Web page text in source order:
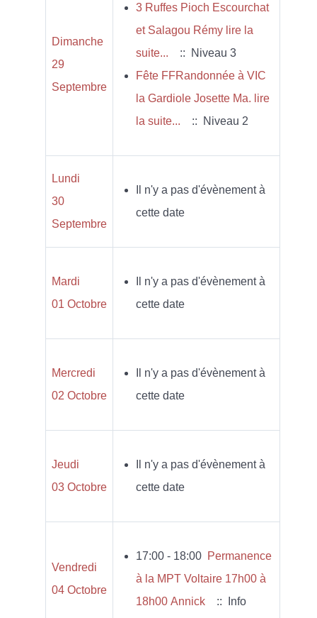
Dimanche
29
Septembre
3 Ruffes Pioch Escourchat
et Salagou Rémy lire la
suite...
:: Niveau 3
Fête FFRandonnée à VIC
la Gardiole Josette Ma. lire
la suite...
:: Niveau 2
Lundi
30
Septembre
Il n'y a pas d'évènement à
cette date
Mardi
01 Octobre
Il n'y a pas d'évènement à
cette date
Mercredi
02 Octobre
Il n'y a pas d'évènement à
cette date
Jeudi
03 Octobre
Il n'y a pas d'évènement à
cette date
Vendredi
04 Octobre
17:00 - 18:00 Permanence
à la MPT Voltaire 17h00 à
18h00 Annick
:: Info